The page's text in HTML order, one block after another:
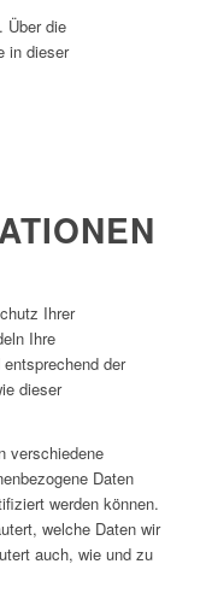
Über die
in dieser
Ihrer
Ihre
der
dieser
verschiedene
Daten
werden können.
welche Daten wir
auch, wie und zu